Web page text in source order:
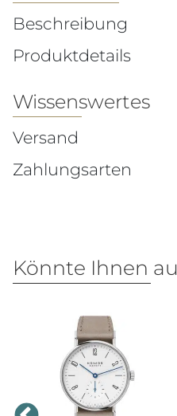
Beschreibung
Produktdetails
Wissenswertes
Versand
Zahlungsarten
Könnte Ihnen